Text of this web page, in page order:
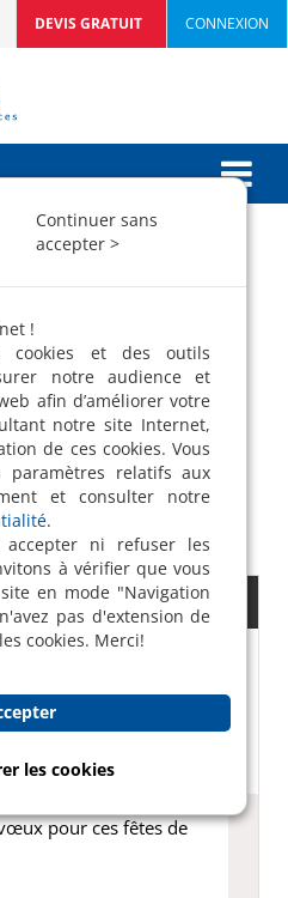
CONNEXION
DEVIS GRATUIT
DE
les actualités
SA
nettoyage écologique,
clients ses dernières
pour ces fêtes de
Continuer sans
accepter >
!
cookies et des outils
notre audience et
afin d’améliorer votre
notre site Internet,
de ces cookies. Vous
paramètres relatifs aux
et consulter notre
.
ni refuser les
à vérifier que vous
en mode "Navigation
pas d'extension de
cookies. Merci!
les cookies